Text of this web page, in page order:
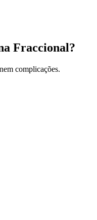
Fraccional?
complicações.